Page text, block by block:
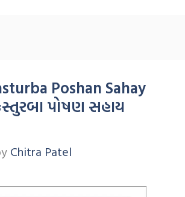
Poshan Sahay
પોષણ સહાય
Chitra Patel